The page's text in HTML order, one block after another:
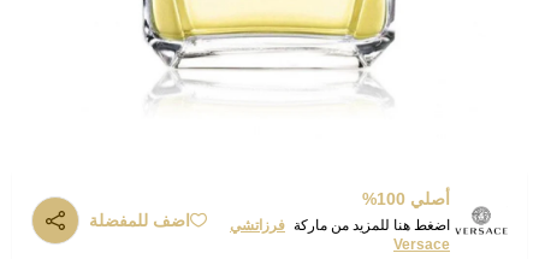
أصلي 100%
اضغط هنا للمزيد من ماركة فرزاتشي
Versace
اضف للمفضلة